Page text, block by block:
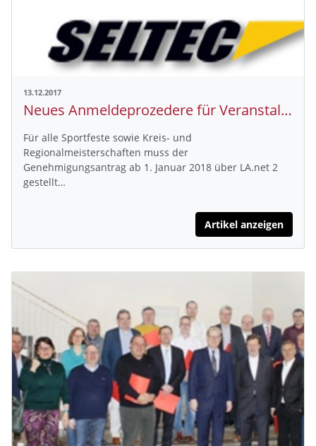
13.12.2017
Neues Anmeldeprozedere für Veranstaltungen ab 1. Januar 2018
Für alle Sportfeste sowie Kreis- und
Regionalmeisterschaften muss der
Genehmigungsantrag ab 1. Januar 2018 über LA.net 2
gestellt…
Artikel anzeigen